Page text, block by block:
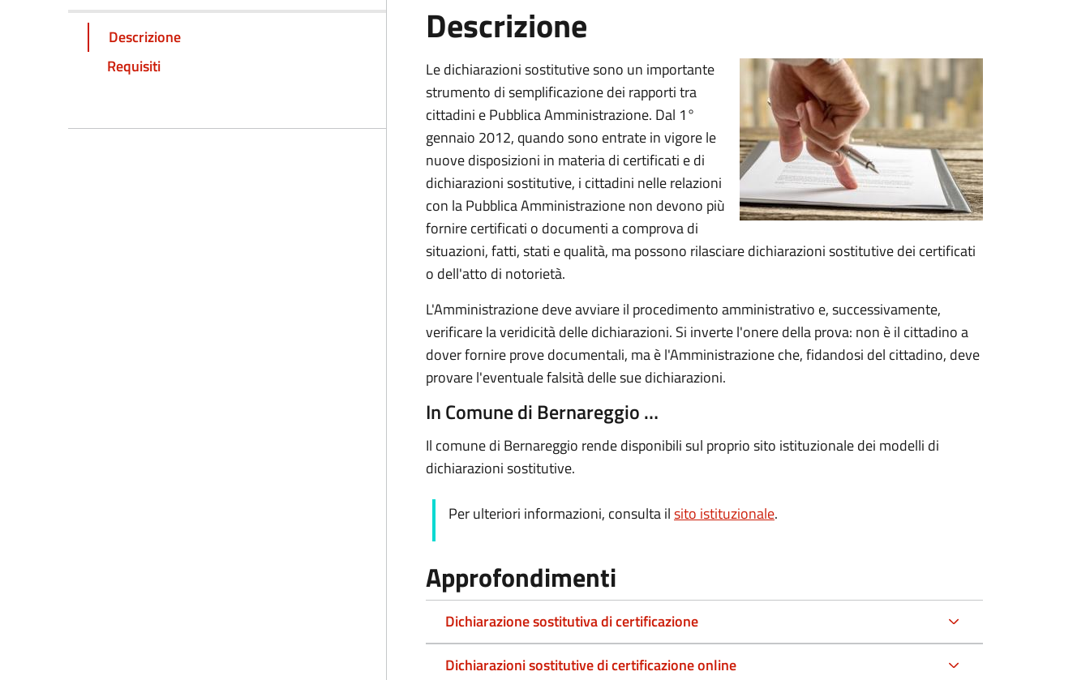
Descrizione
Requisiti
Descrizione
Le dichiarazioni sostitutive sono un importante
strumento di semplificazione dei rapporti tra
cittadini e Pubblica Amministrazione. Dal 1°
gennaio 2012, quando sono entrate in vigore le
nuove disposizioni in materia di certificati e di
dichiarazioni sostitutive, i cittadini nelle relazioni
con la Pubblica Amministrazione non devono più
fornire certificati o documenti a comprova di
situazioni, fatti, stati e qualità, ma possono rilasciare dichiarazioni sostitutive dei certificati
o dell'atto di notorietà.
L'Amministrazione deve avviare il procedimento amministrativo e, successivamente,
verificare la veridicità delle dichiarazioni. Si inverte l'onere della prova: non è il cittadino a
dover fornire prove documentali, ma è l'Amministrazione che, fidandosi del cittadino, deve
provare l'eventuale falsità delle sue dichiarazioni.
In Comune di Bernareggio …
Il comune di Bernareggio rende disponibili sul proprio sito istituzionale dei modelli di
dichiarazioni sostitutive.
Per ulteriori informazioni, consulta ilsito istituzionale.
Approfondimenti
Dichiarazione sostitutiva di certificazione
Dichiarazioni sostitutive di certificazione online